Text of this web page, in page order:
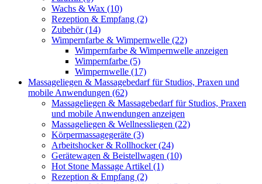
Wachs & Wax (10)
Rezeption & Empfang (2)
Zubehör (14)
Wimpernfarbe & Wimpernwelle (22)
Wimpernfarbe & Wimpernwelle anzeigen
Wimpernfarbe (5)
Wimpernwelle (17)
Massageliegen & Massagebedarf für Studios, Praxen und
mobile Anwendungen (62)
Massageliegen & Massagebedarf für Studios, Praxen
und mobile Anwendungen anzeigen
Massageliegen & Wellnessliegen (22)
Körpermassagegeräte (3)
Arbeitshocker & Rollhocker (24)
Gerätewagen & Beistellwagen (10)
Hot Stone Massage Artikel (1)
Rezeption & Empfang (2)